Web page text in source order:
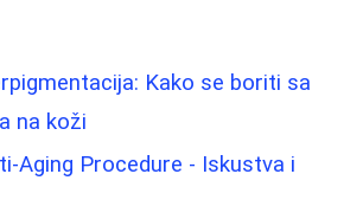
Kako se boriti sa
na koži
Aging Procedure - Iskustva i